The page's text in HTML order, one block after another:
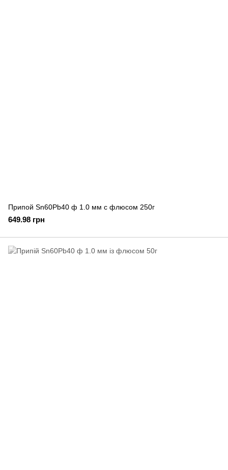
Припой Sn60Pb40 ф 1.0 мм с флюсом 250г
649.98 грн